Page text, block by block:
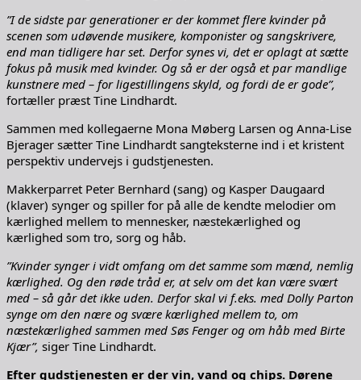
”I de sidste par generationer er der kommet flere kvinder på
scenen som udøvende musikere, komponister og sangskrivere,
end man tidligere har set. Derfor synes vi, det er oplagt at sætte
fokus på musik med kvinder. Og så er der også et par mandlige
kunstnere med – for ligestillingens skyld, og fordi de er gode”,
fortæller præst Tine Lindhardt.
Sammen med kollegaerne Mona Møberg Larsen og Anna-Lise
Bjerager sætter Tine Lindhardt sangteksterne ind i et kristent
perspektiv undervejs i gudstjenesten.
Makkerparret Peter Bernhard (sang) og Kasper Daugaard
(klaver) synger og spiller for på alle de kendte melodier om
kærlighed mellem to mennesker, næstekærlighed og
kærlighed som tro, sorg og håb.
”Kvinder synger i vidt omfang om det samme som mænd, nemlig
kærlighed. Og den røde tråd er, at selv om det kan være svært
med – så går det ikke uden. Derfor skal vi f.eks. med Dolly Parton
synge om den nære og svære kærlighed mellem to, om
næstekærlighed sammen med Søs Fenger og om håb med Birte
Kjær”, siger Tine Lindhardt.
Efter gudstjenesten er der vin, vand og chips. Dørene